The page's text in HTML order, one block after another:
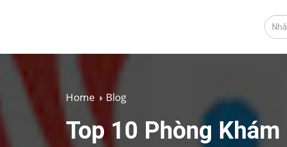
Home Blog
Top 10 Phòng